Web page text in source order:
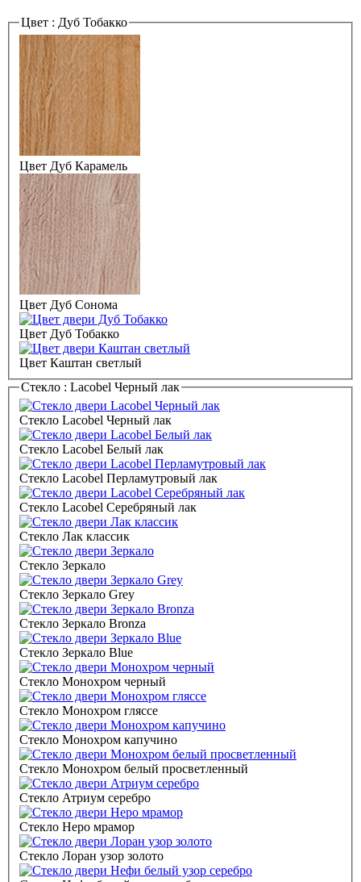
Цвет : Дуб Тобакко
Цвет Дуб Карамель
Цвет Дуб Сонома
Цвет Дуб Тобакко
Цвет Каштан светлый
Стекло : Lacobel Черный лак
Стекло Lacobel Черный лак
Стекло Lacobel Белый лак
Стекло Lacobel Перламутровый лак
Стекло Lacobel Серебряный лак
Стекло Лак классик
Стекло Зеркало
Стекло Зеркало Grey
Стекло Зеркало Bronza
Стекло Зеркало Blue
Стекло Монохром черный
Стекло Монохром гляссе
Стекло Монохром капучино
Стекло Монохром белый просветленный
Стекло Атриум серебро
Стекло Неро мрамор
Стекло Лоран узор золото